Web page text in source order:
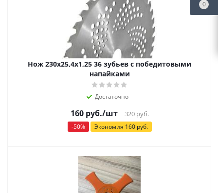
Нож 230х25,4х1,25 36 зубьев с победитовыми
напайками
Достаточно
160руб./шт 320руб.
-50% Экономия 160руб.
0